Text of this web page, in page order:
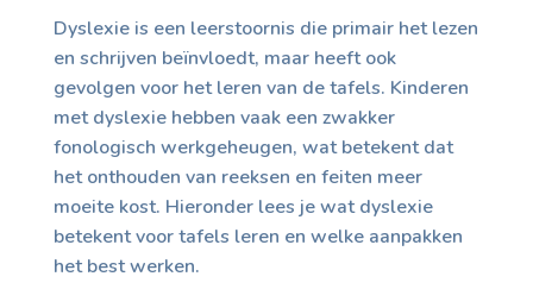
Dyslexie is een leerstoornis die primair het lezen
en schrijven beïnvloedt, maar heeft ook
gevolgen voor het leren van de tafels. Kinderen
met dyslexie hebben vaak een zwakker
fonologisch werkgeheugen, wat betekent dat
het onthouden van reeksen en feiten meer
moeite kost. Hieronder lees je wat dyslexie
betekent voor tafels leren en welke aanpakken
het best werken.